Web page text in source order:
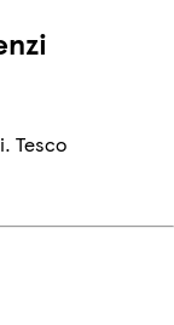
Tesco